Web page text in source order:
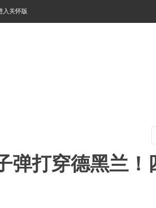
入关怀版
弹打穿德黑兰